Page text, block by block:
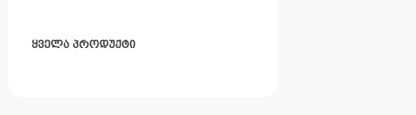
ყველა პროდუქტი